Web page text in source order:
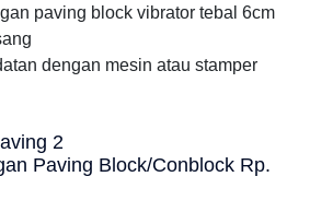
paving block vibrator tebal 6cm
dengan mesin atau stamper
2
Paving Block/Conblock Rp.